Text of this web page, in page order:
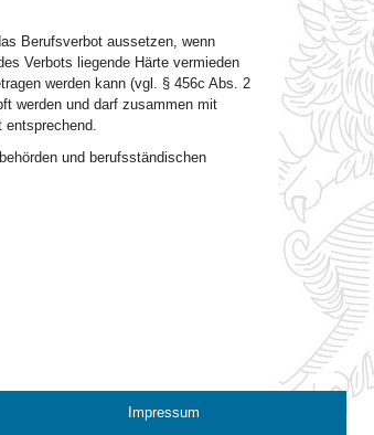
Berufsverbot aussetzen, wenn
Verbots liegende Härte vermieden
werden kann (vgl. § 456c Abs. 2
werden und darf zusammen mit
entsprechend.
und berufsständischen
Impressum